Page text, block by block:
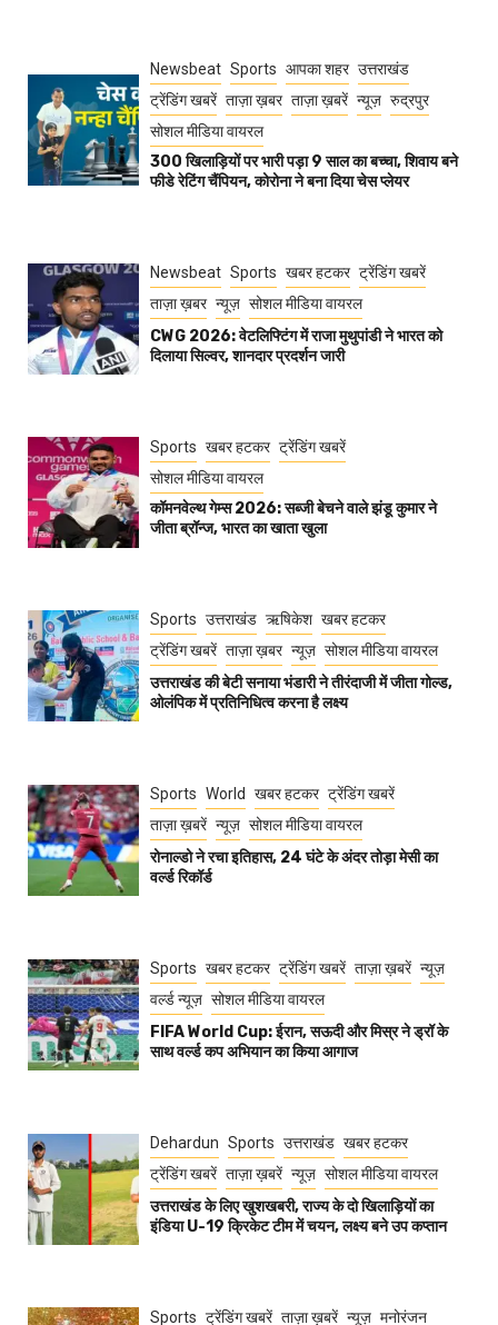
Newsbeat Sports आपका शहर उत्तराखंड
ट्रेंडिंग खबरें ताज़ा ख़बर ताज़ा ख़बरें न्यूज़ रुद्रपुर
सोशल मीडिया वायरल
300 खिलाड़ियों पर भारी पड़ा 9 साल का बच्चा, शिवाय बने
फीडे रेटिंग चैंपियन, कोरोना ने बना दिया चेस प्लेयर
Newsbeat Sports खबर हटकर ट्रेंडिंग खबरें
ताज़ा ख़बर न्यूज़ सोशल मीडिया वायरल
CWG 2026: वेटलिफ्टिंग में राजा मुथुपांडी ने भारत को
दिलाया सिल्वर, शानदार प्रदर्शन जारी
Sports खबर हटकर ट्रेंडिंग खबरें
सोशल मीडिया वायरल
कॉमनवेल्थ गेम्स 2026: सब्जी बेचने वाले झंडू कुमार ने
जीता ब्रॉन्ज, भारत का खाता खुला
Sports उत्तराखंड ऋषिकेश खबर हटकर
ट्रेंडिंग खबरें ताज़ा ख़बर न्यूज़ सोशल मीडिया वायरल
उत्तराखंड की बेटी सनाया भंडारी ने तीरंदाजी में जीता गोल्ड,
ओलंपिक में प्रतिनिधित्व करना है लक्ष्य
Sports World खबर हटकर ट्रेंडिंग खबरें
ताज़ा ख़बरें न्यूज़ सोशल मीडिया वायरल
रोनाल्डो ने रचा इतिहास, 24 घंटे के अंदर तोड़ा मेसी का
वर्ल्ड रिकॉर्ड
Sports खबर हटकर ट्रेंडिंग खबरें ताज़ा ख़बरें न्यूज़
वर्ल्ड न्यूज़ सोशल मीडिया वायरल
FIFA World Cup: ईरान, सऊदी और मिस्र ने ड्रॉ के
साथ वर्ल्ड कप अभियान का किया आगाज
Dehardun Sports उत्तराखंड खबर हटकर
ट्रेंडिंग खबरें ताज़ा ख़बरें न्यूज़ सोशल मीडिया वायरल
उत्तराखंड के लिए खुशखबरी, राज्य के दो खिलाड़ियों का
इंडिया U-19 क्रिकेट टीम में चयन, लक्ष्य बने उप कप्तान
Sports ट्रेंडिंग खबरें ताज़ा ख़बरें न्यूज़ मनोरंजन